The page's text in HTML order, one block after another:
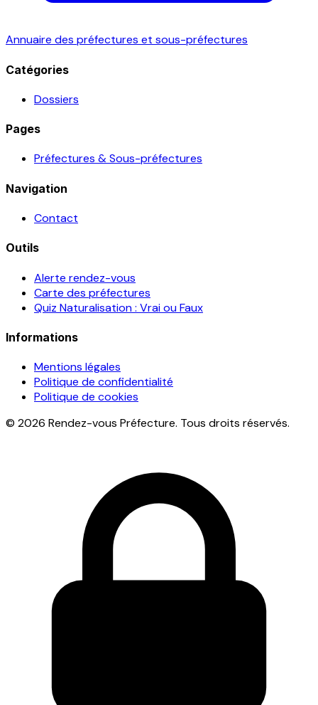
Annuaire des préfectures et sous-préfectures
Catégories
Dossiers
Pages
Préfectures & Sous-préfectures
Navigation
Contact
Outils
Alerte rendez-vous
Carte des préfectures
Quiz Naturalisation : Vrai ou Faux
Informations
Mentions légales
Politique de confidentialité
Politique de cookies
© 2026 Rendez-vous Préfecture. Tous droits réservés.